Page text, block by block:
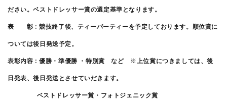
ださい。ベストドレッサー賞の選定基準となります。
表 彰 :競技終了後、ティーパーティーを予定しております。順位賞に
ついては後日発送予定。
表彰内容 :優勝・準優勝 ・特別賞 など ※上位賞につきましては、後
日発表、後日発送とさせていだきます。
ベストドレッサー賞・フォトジェニック賞